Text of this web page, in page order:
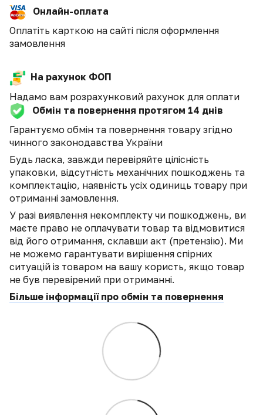
Онлайн-оплата
Оплатіть карткою на сайті після оформлення
замовлення
На рахунок ФОП
Надамо вам розрахунковий рахунок для оплати
Обмін та повернення протягом 14 днів
Гарантуємо обмін та повернення товару згідно
чинного законодавства України
Будь ласка, завжди перевіряйте цілісність
упаковки, відсутність механічних пошкоджень та
комплектацію, наявність усіх одиниць товару при
отриманні замовлення.
У разі виявлення некомплекту чи пошкоджень, ви
маєте право не оплачувати товар та відмовитися
від його отримання, склавши акт (претензію). Ми
не можемо гарантувати вирішення спірних
ситуацій із товаром на вашу користь, якщо товар
не був перевірений при отриманні.
Більше інформації про обмін та повернення